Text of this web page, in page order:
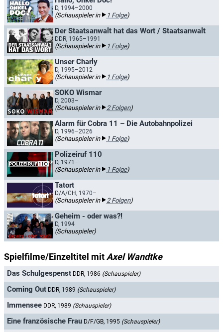
D, 1994–2000
(Schauspieler in 1 Folge)
Der Staatsanwalt hat das Wort / Staatsanwalt
DDR, 1965–1991
(Schauspieler in 1 Folge)
Unser Charly
D, 1995–2012
(Schauspieler in 1 Folge)
SOKO Wismar
D, 2003–
(Schauspieler in 2 Folgen)
Alarm für Cobra 11 – Die Autobahnpolizei
D, 1996–2026
(Schauspieler in 1 Folge)
Polizeiruf 110
D, 1971–
(Schauspieler in 1 Folge)
Tatort
D/A/CH, 1970–
(Schauspieler in 2 Folgen)
Geheim - oder was?!
D, 1994
(Schauspieler)
Spielfilme/Einzeltitel mit Axel Wandtke
Das Schulgespenst DDR, 1986 (Schauspieler)
Coming Out DDR, 1989 (Schauspieler)
Immensee DDR, 1989 (Schauspieler)
Eine französische Frau D/F/GB, 1995 (Schauspieler)